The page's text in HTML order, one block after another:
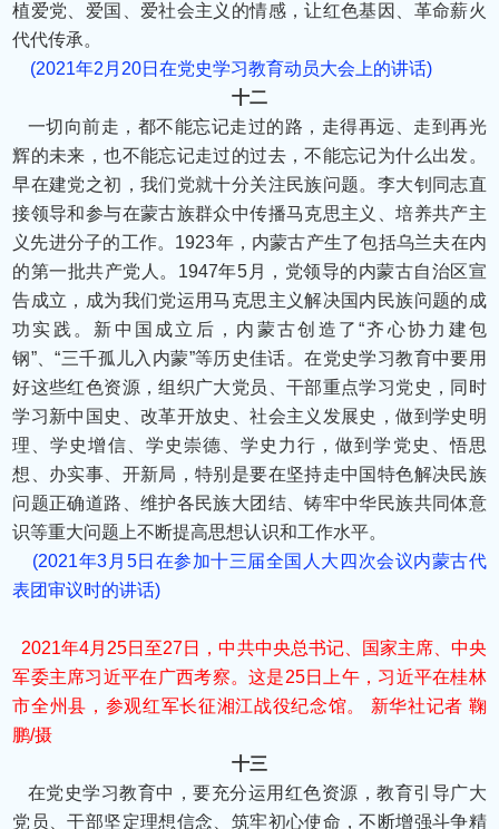
植爱党、爱国、爱社会主义的情感，让红色基因、革命薪火
代代传承。
(2021年2月20日在党史学习教育动员大会上的讲话)
十二
一切向前走，都不能忘记走过的路，走得再远、走到再光
辉的未来，也不能忘记走过的过去，不能忘记为什么出发。
早在建党之初，我们党就十分关注民族问题。李大钊同志直
接领导和参与在蒙古族群众中传播马克思主义、培养共产主
义先进分子的工作。1923年，内蒙古产生了包括乌兰夫在内
的第一批共产党人。1947年5月，党领导的内蒙古自治区宣
告成立，成为我们党运用马克思主义解决国内民族问题的成
功实践。新中国成立后，内蒙古创造了“齐心协力建包
钢”、“三千孤儿入内蒙”等历史佳话。在党史学习教育中要用
好这些红色资源，组织广大党员、干部重点学习党史，同时
学习新中国史、改革开放史、社会主义发展史，做到学史明
理、学史增信、学史崇德、学史力行，做到学党史、悟思
想、办实事、开新局，特别是要在坚持走中国特色解决民族
问题正确道路、维护各民族大团结、铸牢中华民族共同体意
识等重大问题上不断提高思想认识和工作水平。
(2021年3月5日在参加十三届全国人大四次会议内蒙古代
表团审议时的讲话)
2021年4月25日至27日，中共中央总书记、国家主席、中央
军委主席习近平在广西考察。这是25日上午，习近平在桂林
市全州县，参观红军长征湘江战役纪念馆。 新华社记者 鞠
鹏/摄
十三
在党史学习教育中，要充分运用红色资源，教育引导广大
党员、干部坚定理想信念、筑牢初心使命，不断增强斗争精